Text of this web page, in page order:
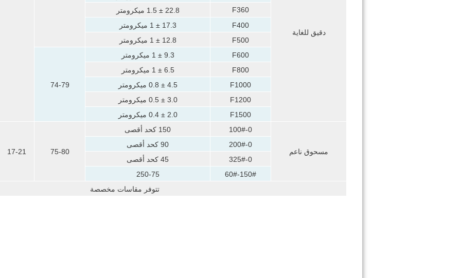
دقيق للغاية
F360
22.8 ± 1.5 ميكرومتر
F400
17.3 ± 1 ميكرومتر
F500
12.8 ± 1 ميكرومتر
F600
9.3 ± 1 ميكرومتر
74-79
F800
6.5 ± 1 ميكرومتر
F1000
4.5 ± 0.8 ميكرومتر
F1200
3.0 ± 0.5 ميكرومتر
F1500
2.0 ± 0.4 ميكرومتر
مسحوق ناعم
100#-0 150 كحد أقصى
75-80
17-21
200#-0
90 كحد أقصى
325#-0
45 كحد أقصى
60#-150#
250-75
تتوفر مقاسات مخصصة